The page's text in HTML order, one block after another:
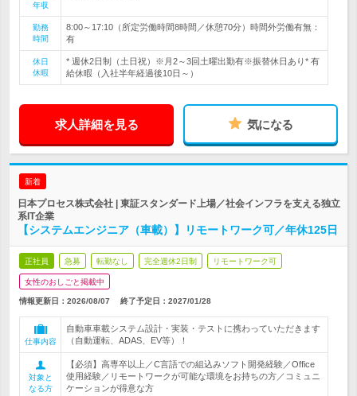
年収
勤務
時間
8:00～17:10（所定労働時間8時間／休憩70分）時間外労働有無：
有
休日
休暇
* 週休2日制（土日祝）※月2～3回土曜出勤有※振替休日あり* 有
給休暇（入社半年経過後10日～）
求人詳細を見る 気になる
新着
日本プロセス株式会社 | 東証スタンダード上場／社会インフラを支える独立
系IT企業
【システムエンジニア（車載）】リモートワーク可／年休125日
正社員 急募 転勤なし 完全週休2日制 リモートワーク可
女性のおしごと掲載中
情報更新日：2026/08/07 終了予定日： 2027/01/28
仕事内容
自動車車載システム設計・実装・テストに携わっていただきます
（自動運転、ADAS、EV等）！
対象と
なる方
【必須】高専卒以上／C言語での組込みソフト開発経験／Office
使用経験／リモートワークが可能な環境をお持ちの方／コミュニ
ケーションが得意な方